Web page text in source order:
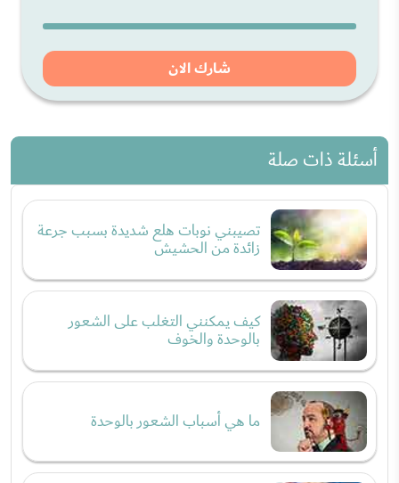
شارك الان
أسئلة ذات صلة
تصيبني نوبات هلع شديدة بسبب جرعة
زائدة من الحشيش
كيف يمكنني التغلب على الشعور
بالوحدة والخوف
ما هي أسباب الشعور بالوحدة